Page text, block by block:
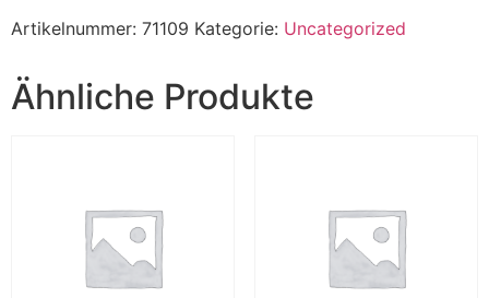
Artikelnummer: 71109 Kategorie: Uncategorized
Ähnliche Produkte